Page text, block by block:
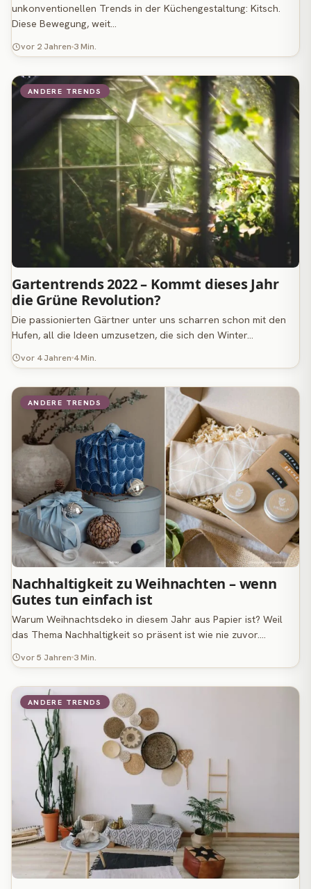
unkonventionellen Trends in der Küchengestaltung: Kitsch.
Diese Bewegung, weit…
vor 2 Jahren 3 Min.
ANDERE TRENDS
Gartentrends 2022 – Kommt dieses Jahr
die Grüne Revolution?
Die passionierten Gärtner unter uns scharren schon mit den
Hufen, all die Ideen umzusetzen, die sich den Winter…
vor 4 Jahren 4 Min.
ANDERE TRENDS
Nachhaltigkeit zu Weihnachten – wenn
Gutes tun einfach ist
Warum Weihnachtsdeko in diesem Jahr aus Papier ist? Weil
das Thema Nachhaltigkeit so präsent ist wie nie zuvor.…
vor 5 Jahren 3 Min.
ANDERE TRENDS